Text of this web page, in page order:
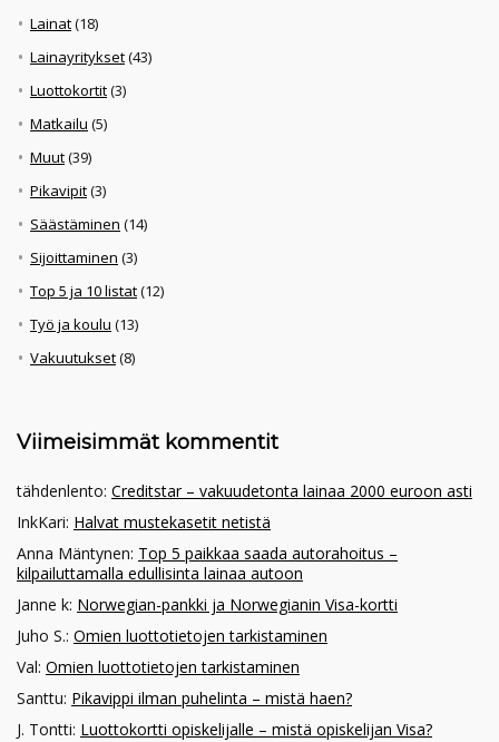
Lainat(18)
Lainayritykset(43)
Luottokortit(3)
Matkailu (5)
Muut(39)
Pikavipit(3)
Säästäminen (14)
Sijoittaminen (3)
Top 5 ja 10 listat(12)
Työ ja koulu (13)
Vakuutukset(8)
Viimeisimmät kommentit
tähdenlento: Creditstar – vakuudetonta lainaa 2000 euroon asti
InkKari: Halvat mustekasetit netistä
Anna Mäntynen: Top 5 paikkaa saada autorahoitus –
kilpailuttamalla edullisinta lainaa autoon
Janne k: Norwegian-pankki ja Norwegianin Visa-kortti
Juho S.: Omien luottotietojen tarkistaminen
Val: Omien luottotietojen tarkistaminen
Santtu: Pikavippi ilman puhelinta – mistä haen?
J. Tontti: Luottokortti opiskelijalle – mistä opiskelijan Visa?